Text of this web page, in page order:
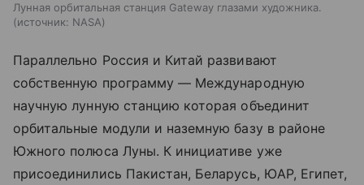
Лунная орбитальная станция Gateway глазами художника.
источник: NASA
Параллельно Россия и Китай развивают
собственную программу — Международную
научную лунную станцию которая объединит
орбитальные модули и наземную базу в районе
Южного полюса Луны. К инициативе уже
присоединились Пакистан, Беларусь, ЮАР, Египет,